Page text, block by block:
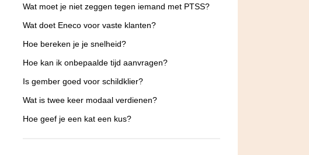
Wat moet je niet zeggen tegen iemand met PTSS?
Wat doet Eneco voor vaste klanten?
Hoe bereken je je snelheid?
Hoe kan ik onbepaalde tijd aanvragen?
Is gember goed voor schildklier?
Wat is twee keer modaal verdienen?
Hoe geef je een kat een kus?